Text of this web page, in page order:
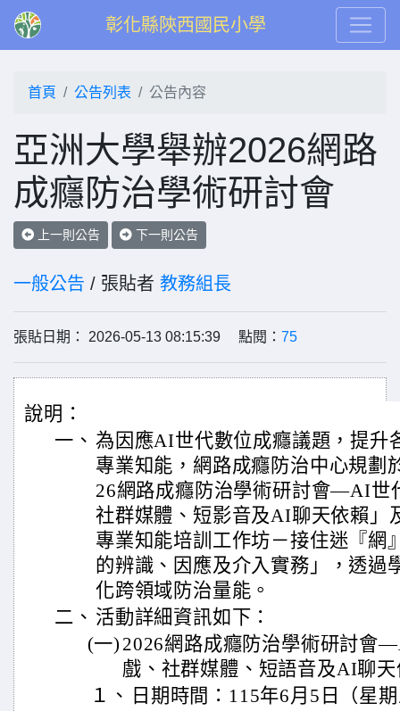
彰化縣陝西國民小學
首頁 公告列表 公告內容
亞洲大學舉辦2026網路
成癮防治學術研討會
上一則公告 下一則公告
一般公告 / 張貼者 教務組長
張貼日期： 2026-05-13 08:15:39 點閱： 75
說明：
一、 為因應AI世代數位成癮議題，提升
專業知能，網路成癮防治中心規劃
26網路成癮防治學術研討會—AI世
社群媒體、短影音及AI聊天依賴」
專業知能培訓工作坊－接住迷『網
的辨識、因應及介入實務」，透過
化跨領域防治量能。
二、 活動詳細資訊如下：
(一) 2026網路成癮防治學術研討會
戲、社群媒體、短語音及AI聊
１、
日期時間：115年6月5日（星